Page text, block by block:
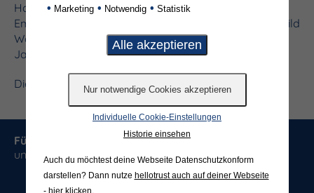
Haunhorst für den Erhalt historischer Gebäude der
Emsstadt. „Ein Kampf gegen Windmühlen“, wie Mechtild
Wolff sagte. Bis zu ihrem Tod im hohen Alter von 103
Jahren habe sie sich für die Stadt interessiert.
Dieser Artikel stammt von „Die Glocke „.
Für Sie komplett kostenfrei:Bestellen Sie jetzt
unseren hochwertigen Produktkatalog
KostenfreienKatalog bestellen
• Marketing • Notwendig • Statistik
Individuelle Cookie-Einstellungen
Historie einsehen
Auch du möchtest deine Webseite Datenschutzkonform
darstellen? Dann nutze hellotrust auch auf deiner Webseite
- hier klicken